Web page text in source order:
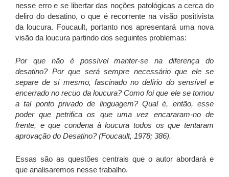
nesse erro e se libertar das noções patológicas a cerca do
deliro do desatino, o que é recorrente na visão positivista
da loucura. Foucault, portanto nos apresentará uma nova
visão da loucura partindo dos seguintes problemas:
Por que não é possível manter-se na diferença do
desatino? Por que será sempre necessário que ele se
separe de si mesmo, fascinado no delírio do sensível e
encerrado no recuo da loucura? Como foi que ele se tornou
a tal ponto privado de linguagem? Qual é, então, esse
poder que petrifica os que uma vez encararam-no de
frente, e que condena à loucura todos os que tentaram
aprovação do Desatino? (Foucault, 1978; 386).
Essas são as questões centrais que o autor abordará e
que analisaremos nesse trabalho.